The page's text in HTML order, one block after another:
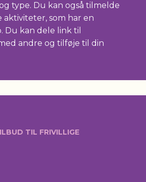
type. Du kan også tilmelde
som har en
Du kan dele link til
andre og tilføje til din
TIL FRIVILLIGE